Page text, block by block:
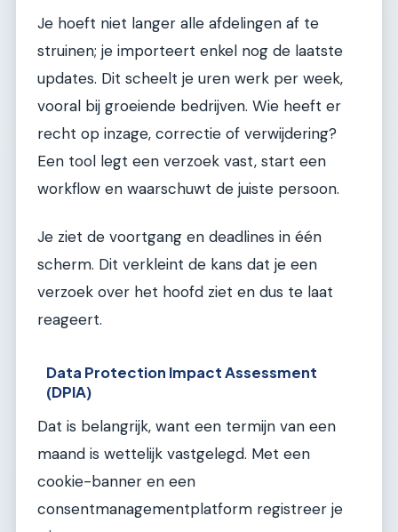
Je hoeft niet langer alle afdelingen af te
struinen; je importeert enkel nog de laatste
updates. Dit scheelt je uren werk per week,
vooral bij groeiende bedrijven. Wie heeft er
recht op inzage, correctie of verwijdering?
Een tool legt een verzoek vast, start een
workflow en waarschuwt de juiste persoon.
Je ziet de voortgang en deadlines in één
scherm. Dit verkleint de kans dat je een
verzoek over het hoofd ziet en dus te laat
reageert.
Data Protection Impact Assessment
(DPIA)
Dat is belangrijk, want een termijn van een
maand is wettelijk vastgelegd. Met een
cookie-banner en een
consentmanagementplatform registreer je